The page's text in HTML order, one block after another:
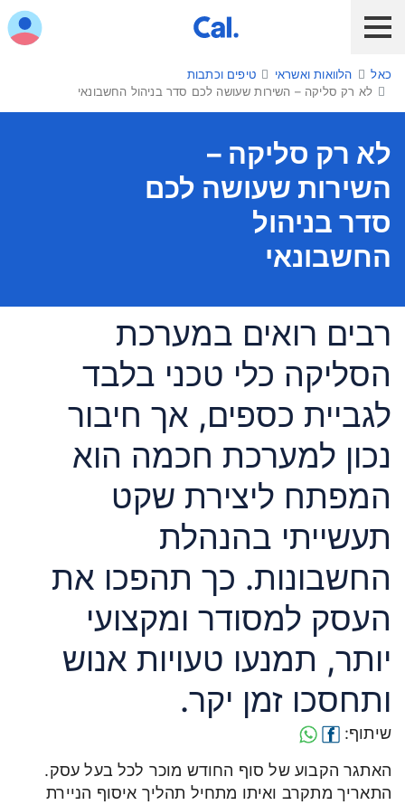
לקוח כאל לקוח Diners Club
שירות אונליין
הלוואות ואשראי
מבצעים והטבות
חו"ל
כרטיס חדש
כאל בשבילך
כאל הלוואות ואשראי
טיפים וכתבות
לא רק סליקה – השירות שעושה לכם סדר בניהול החשבונאי
לא רק סליקה –
השירות שעושה לכם
סדר בניהול
החשבונאי
רבים רואים במערכת
הסליקה כלי טכני בלבד
לגביית כספים, אך חיבור
נכון למערכת חכמה הוא
המפתח ליצירת שקט
תעשייתי בהנהלת
החשבונות. כך תהפכו את
העסק למסודר ומקצועי
יותר, תמנעו טעויות אנוש
ותחסכו זמן יקר.
שיתוף:
האתגר הקבוע של סוף החודש מוכר לכל בעל עסק.
התאריך מתקרב ואיתו מתחיל תהליך איסוף הניירת